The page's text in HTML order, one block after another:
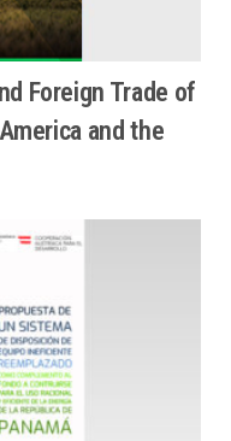
Foreign Trade of
and the